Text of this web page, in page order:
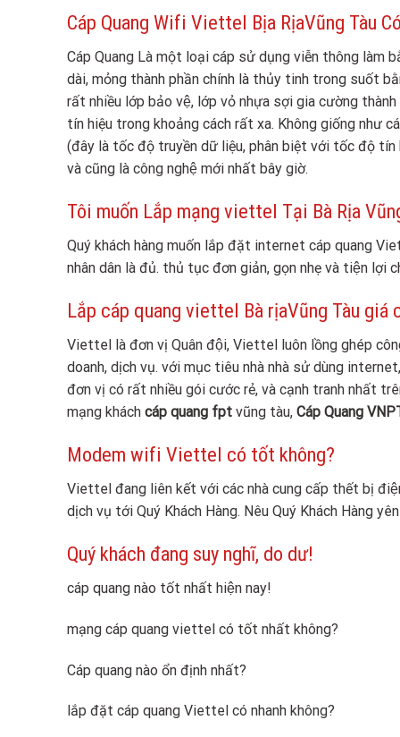
Cáp Quang Wifi Viettel Bịa RịaVũng Tàu
Cáp Quang Là một loại cáp sử dụng viễn thông làm
dài, mỏng thành phần chính là thủy tinh trong suốt
rất nhiều lớp bảo vệ, lớp vỏ nhựa sợi gia cường
tín hiệu trong khoảng cách rất xa. Không giống như
(đây là tốc độ truyền dữ liệu, phân biệt với tốc độ
và cũng là công nghệ mới nhất bây giờ.
Tôi muốn Lắp mạng viettel Tại Bà Rịa
Quý khách hàng muốn lắp đặt internet cáp quang
nhân dân là đủ. thủ tục đơn giản, gọn nhẹ và tiện lợi
Lắp cáp quang viettel Bà rịaVũng Tàu giá
Viettel là đơn vị Quân đội, Viettel luôn lồng ghép
doanh, dịch vụ. với mục tiêu nhà nhà sử dùng
đơn vị có rất nhiều gói cước rẻ, và cạnh tranh nhất
mạng khách cáp quang fpt vũng tàu, Cáp Quang
Modem wifi Viettel có tốt không?
Viettel đang liên kết với các nhà cung cấp thết bị
dịch vụ tới Quý Khách Hàng. Nêu Quý Khách Hàng
Quý khách đang suy nghĩ, do dư!
cáp quang nào tốt nhất hiện nay!
mạng cáp quang viettel có tốt nhất không?
Cáp quang nào ổn định nhất?
lắp đặt cáp quang Viettel có nhanh không?